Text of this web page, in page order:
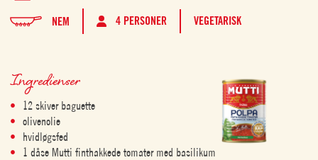
NEM 4 PERSONER VEGETARISK
Ingredienser
12 skiver baguette
olivenolie
hvidløgsfed
1 dåse Mutti finthakkede tomater med basilikum